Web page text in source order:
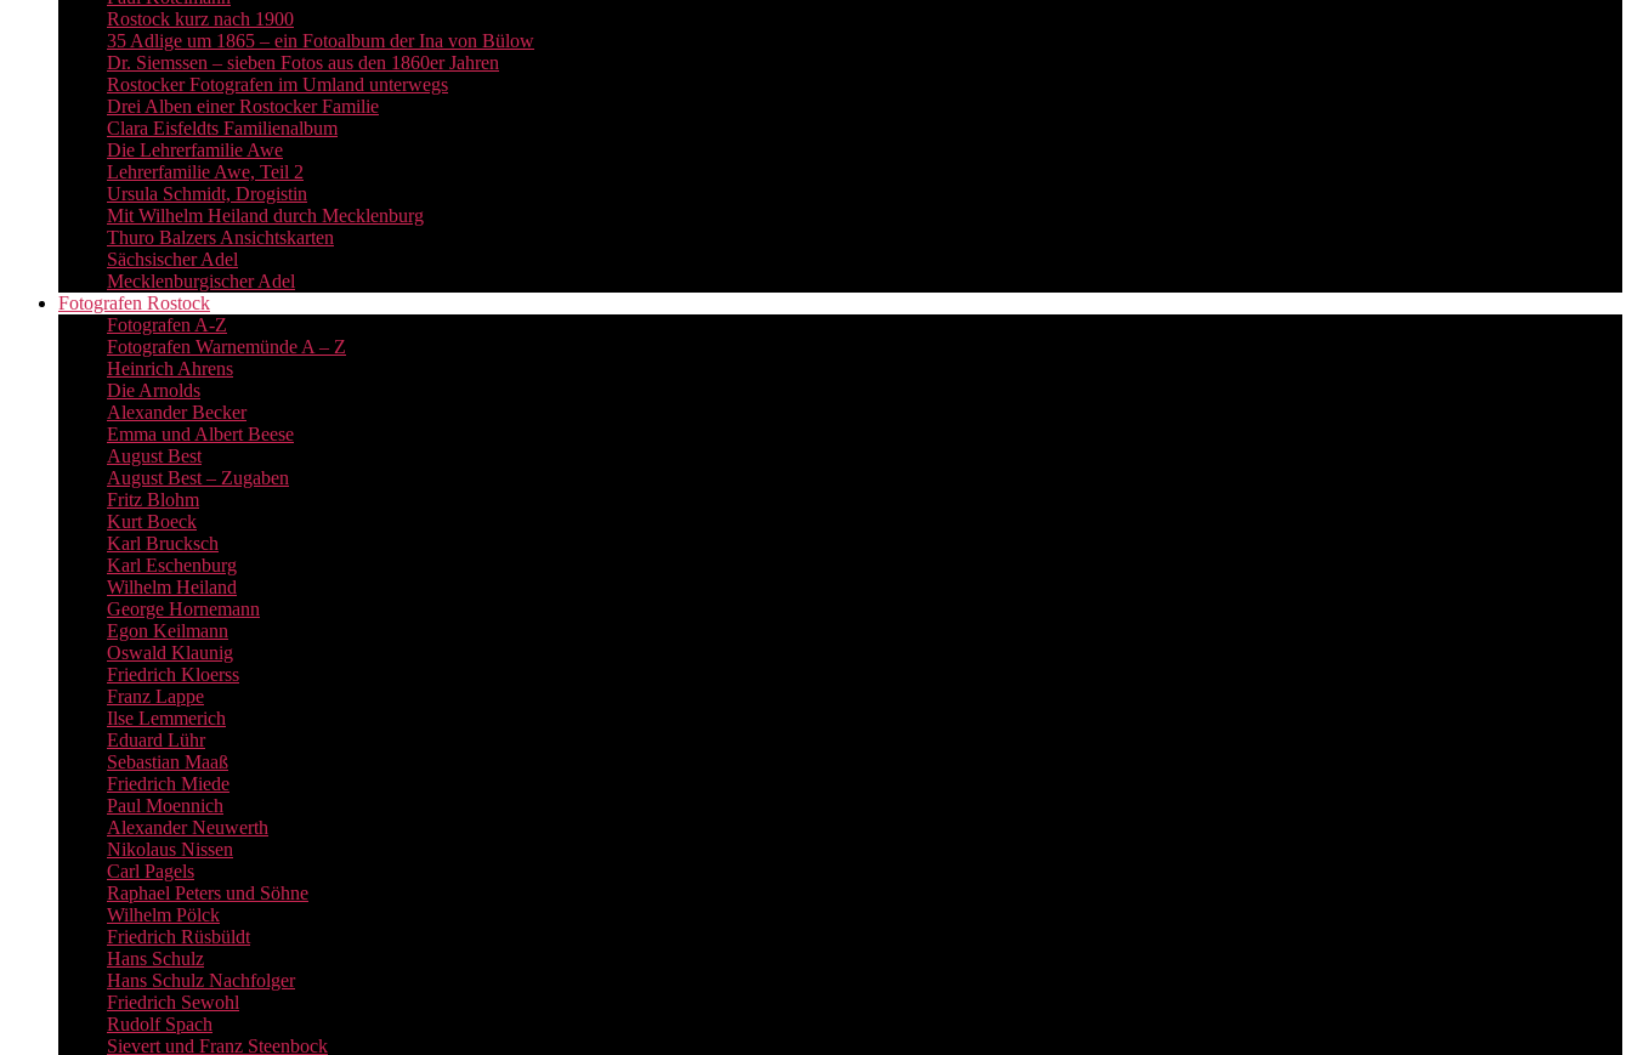
Rostock kurz nach 1900
35 Adlige um 1865 – ein Fotoalbum der Ina von Bülow
Dr. Siemssen – sieben Fotos aus den 1860er Jahren
Rostocker Fotografen im Umland unterwegs
Drei Alben einer Rostocker Familie
Clara Eisfeldts Familienalbum
Die Lehrerfamilie Awe
Lehrerfamilie Awe, Teil 2
Ursula Schmidt, Drogistin
Mit Wilhelm Heiland durch Mecklenburg
Thuro Balzers Ansichtskarten
Sächsischer Adel
Mecklenburgischer Adel
Fotografen Rostock
Fotografen A-Z
Fotografen Warnemünde A – Z
Heinrich Ahrens
Die Arnolds
Alexander Becker
Emma und Albert Beese
August Best
August Best – Zugaben
Fritz Blohm
Kurt Boeck
Karl Brucksch
Karl Eschenburg
Wilhelm Heiland
George Hornemann
Egon Keilmann
Oswald Klaunig
Friedrich Kloerss
Franz Lappe
Ilse Lemmerich
Eduard Lühr
Sebastian Maaß
Friedrich Miede
Paul Moennich
Alexander Neuwerth
Nikolaus Nissen
Carl Pagels
Raphael Peters und Söhne
Wilhelm Pölck
Friedrich Rüsbüldt
Hans Schulz
Hans Schulz Nachfolger
Friedrich Sewohl
Rudolf Spach
Sievert und Franz Steenbock